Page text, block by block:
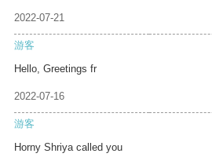
2022-07-21
游客
Hello, Greetings fr
2022-07-16
游客
Horny Shriya called you